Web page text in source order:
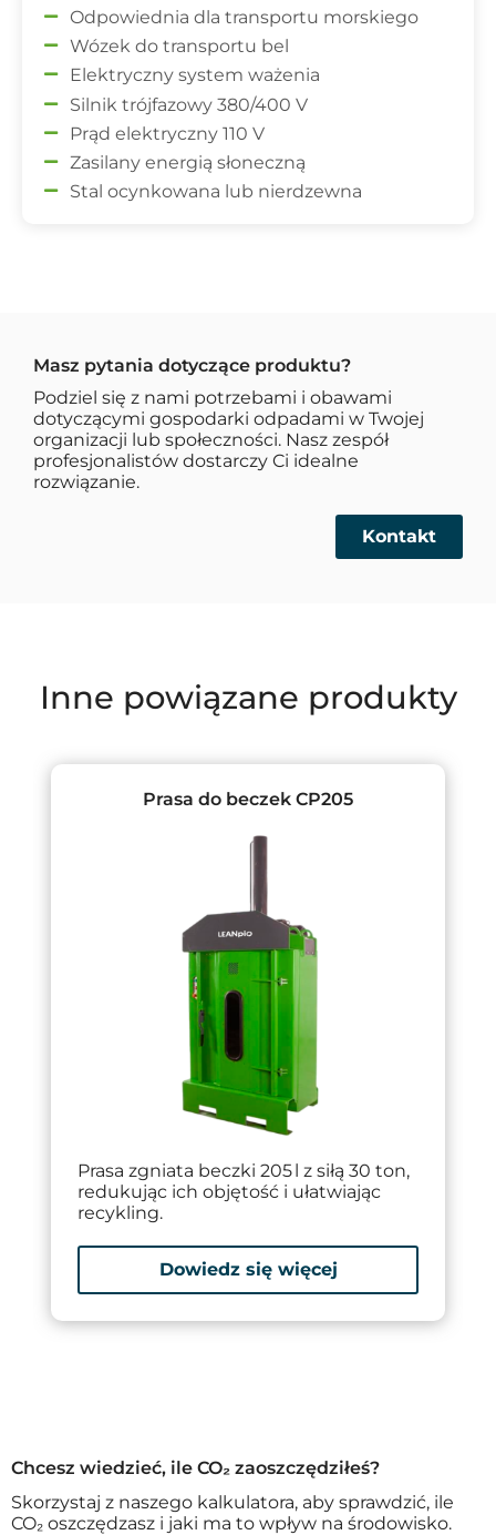
Odpowiednia dla transportu morskiego
Wózek do transportu bel
Elektryczny system ważenia
Silnik trójfazowy 380/400 V
Prąd elektryczny 110 V
Zasilany energią słoneczną
Stal ocynkowana lub nierdzewna
Masz pytania dotyczące produktu?
Podziel się z nami potrzebami i obawami
dotyczącymi gospodarki odpadami w Twojej
organizacji lub społeczności. Nasz zespół
profesjonalistów dostarczy Ci idealne
rozwiązanie.
Kontakt
Inne powiązane produkty
Prasa do beczek CP205
Prasa zgniata beczki 205 l z siłą 30 ton,
redukując ich objętość i ułatwiając
recykling.
Dowiedz się więcej
Chcesz wiedzieć, ile CO₂ zaoszczędziłeś?
Skorzystaj z naszego kalkulatora, aby sprawdzić, ile
CO₂ oszczędzasz i jaki ma to wpływ na środowisko.